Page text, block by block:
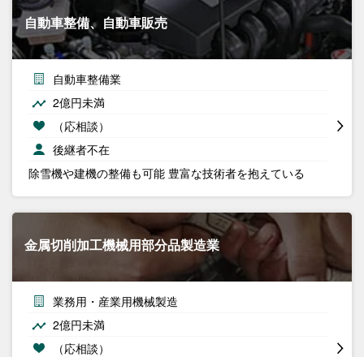
自動車整備、自動車販売
自動車整備業
2億円未満
（応相談）
後継者不在
除雪機や建機の整備も可能 豊富な技術者を抱えている
金属切削加工機械用部分品製造業
業務用・産業用機械製造
2億円未満
（応相談）